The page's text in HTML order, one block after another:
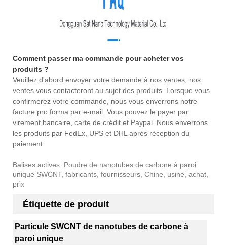
Comment passer ma commande pour acheter vos
produits ?
Veuillez d'abord envoyer votre demande à nos ventes, nos
ventes vous contacteront au sujet des produits. Lorsque vous
confirmerez votre commande, nous vous enverrons notre
facture pro forma par e-mail. Vous pouvez le payer par
virement bancaire, carte de crédit et Paypal. Nous enverrons
les produits par FedEx, UPS et DHL après réception du
paiement.
Balises actives: Poudre de nanotubes de carbone à paroi
unique SWCNT, fabricants, fournisseurs, Chine, usine, achat,
prix
Étiquette de produit
Particule SWCNT de nanotubes de carbone à
paroi unique